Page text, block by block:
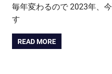
毎年変わるので 2023年、
す
READ MORE